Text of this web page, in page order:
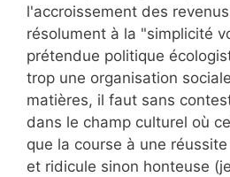
l'accroissement des
résolument à la "simplicité
prétendue politique
trop une organisation
matières, il faut sans
dans le champ culturel où
que la course à une
et ridicule sinon honteuse